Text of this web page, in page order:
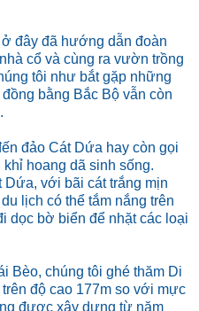
đây đã hướng dẫn đoàn
cổ và cùng ra vườn trồng
tôi như bắt gặp những
bằng Bắc Bộ vẫn còn
đảo Cát Dứa hay còn gọi
hoang dã sinh sống.
Dứa, với bãi cát trắng mịn
lịch có thể tắm nắng trên
dọc bờ biển để nhặt các loại
Bèo, chúng tôi ghé thăm Di
độ cao 177m so với mực
được xây dựng từ năm